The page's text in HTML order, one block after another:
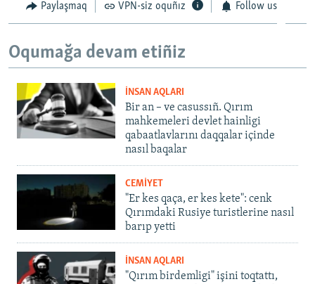
Paylaşmaq VPN-siz oquñız Follow us
Oqumağa devam etiñiz
İNSAN AQLARI
Bir an – ve casussıñ. Qırım
mahkemeleri devlet hainligi
qabaatlavlarını daqqalar içinde
nasıl baqalar
CEMİYET
"Er kes qaça, er kes kete": cenk
Qırımdaki Rusiye turistlerine nasıl
barıp yetti
İNSAN AQLARI
"Qırım birdemligi" işini toqtattı,